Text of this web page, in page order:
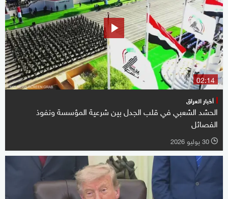
02:14
أخبار العراق
الحشد الشعبي في قلب الجدل بين شرعية المؤسسة ونفوذ
الفصائل
l 30 يوليو 2026